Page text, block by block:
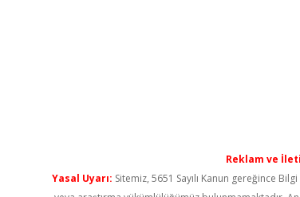
Reklam ve
Yasal Uyarı: Sitemiz, 5651 Sayılı Kanun gereğince